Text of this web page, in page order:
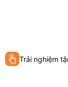
Trải nghiệm